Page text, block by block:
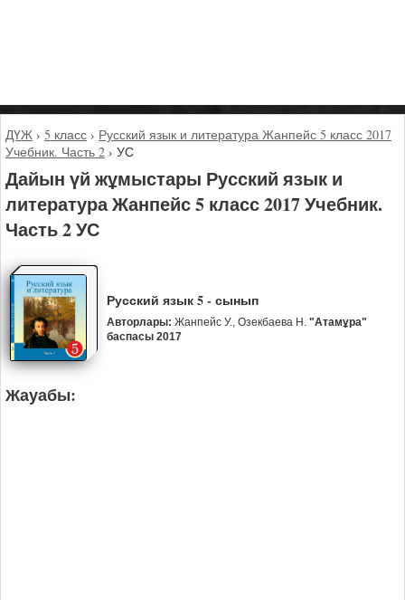
ДҮЖ › 5 класс › Русский язык и литература Жанпейс 5 класс 2017
Учебник. Часть 2 › УС
Дайын үй жұмыстары Русский язык и
литература Жанпейс 5 класс 2017 Учебник.
Часть 2 УС
Русский язык 5 - сынып
Авторлары: Жанпейс У., Озекбаева Н. "Атамұра"
баспасы 2017
Жауабы: